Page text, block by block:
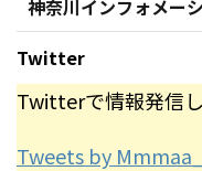
神奈川インフォメー
Twitter
Twitterで情報発信
Tweets by